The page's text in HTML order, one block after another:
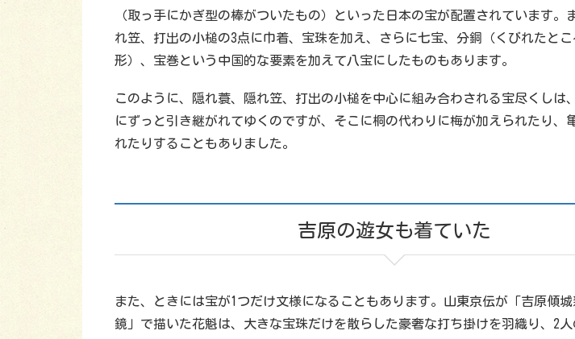
（取っ手にかぎ型の棒がついたもの）といった日本の宝が配置されています。
れ笠、打出の小槌の3点に巾着、宝珠を加え、さらに七宝、分銅（くびれたと
形）、宝巻という中国的な要素を加えて八宝にしたものもあります。
このように、隠れ蓑、隠れ笠、打出の小槌を中心に組み合わされる宝尽くしは
にずっと引き継がれてゆくのですが、そこに桐の代わりに梅が加えられたり、
れたりすることもありました。
吉原の遊女も着ていた
また、ときには宝が1つだけ文様になることもあります。山東京伝が「吉原傾
鏡」で描いた花魁は、大きな宝珠だけを散らした豪奢な打ち掛けを羽織り、2